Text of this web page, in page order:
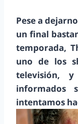
Pese a
un final
temporada,
uno de los
televisión,
informados
intentamos